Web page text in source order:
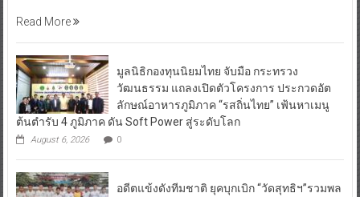
Read More
มูลนิธิกองทุนนิยมไทย จับมือ กระทรวง
วัฒนธรรม แถลงเปิดตัวโครงการ ประกวดอัต
ลักษณ์อาหารภูมิภาค “รสถิ่นไทย” เฟ้นหาเมนู
ต้นตำรับ 4 ภูมิภาค ดัน Soft Power สู่ระดับโลก
August 6, 2026 0
อดีตแข้งดังทีมชาติ ยุคบุกเบิก “วัดสุทธิฯ”รวมพล